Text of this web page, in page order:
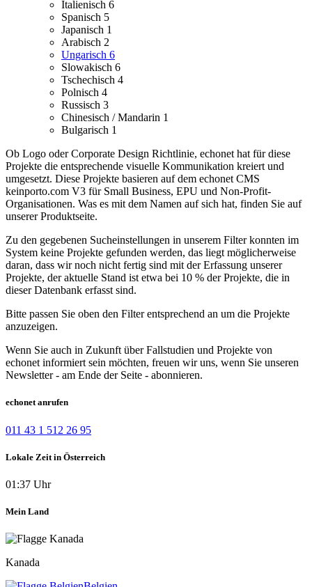
Italienisch 6
Spanisch 5
Japanisch 1
Arabisch 2
Ungarisch 6
Slowakisch 6
Tschechisch 4
Polnisch 4
Russisch 3
Chinesisch / Mandarin 1
Bulgarisch 1
Ob Logo oder Corporate Design Richtlinie, echonet hat für diese
Projekte die entsprechende visuelle Kommunikation kreiert und
umgesetzt. Diese Projekte basieren auf dem echonet CMS
keinporto.com V3 für Small Business, EPU und Non-Profit-
Organisationen. Was es mit dem Namen auf sich hat, finden Sie auf
unserer Produktseite.
Zu den gegebenen Sucheinstellungen in unserem Filter konnten im
System keine Projekte gefunden werden, das liegt möglicherweise
daran, dass wir noch nicht fertig sind mit der Erfassung unserer
Projekte, der aktuelle Stand ist etwa bei 10 % der Projekte, die in
dieser Datenbank erfasst sind.
Bitte passen Sie oben den Filter entsprechend an um die Projekte
anzuzeigen.
Wenn Sie auch in Zukunft über Fallstudien und Projekte von
echonet informiert sein möchten, freuen wir uns, wenn Sie unseren
Newsletter - am Ende der Seite - abonnieren.
echonet anrufen
011 43 1 512 26 95
Lokale Zeit in Österreich
01:37 Uhr
Mein Land
Kanada